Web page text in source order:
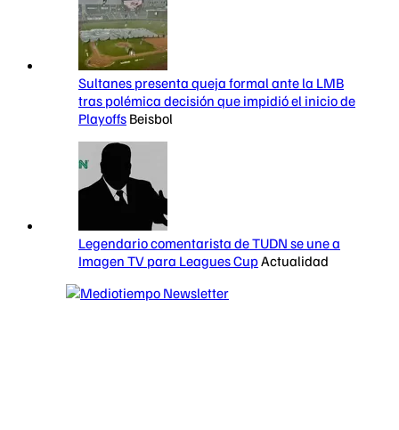
Sultanes presenta queja formal ante la LMB
tras polémica decisión que impidió el inicio de
Playoffs Beisbol
Legendario comentarista de TUDN se une a
Imagen TV para Leagues CupActualidad